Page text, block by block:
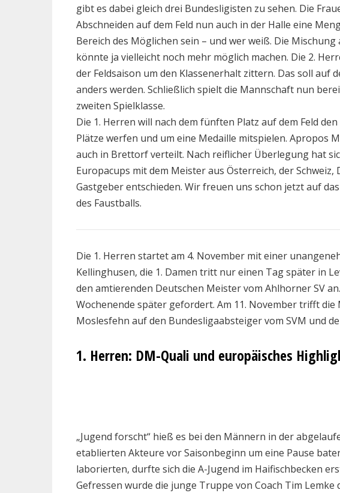
gibt es dabei gleich drei Bundesligisten zu sehen. Die
Abschneiden auf dem Feld nun auch in der Halle eine
Bereich des Möglichen sein – und wer weiß. Die
könnte ja vielleicht noch mehr möglich machen. Die 2.
der Feldsaison um den Klassenerhalt zittern. Das soll auf
anders werden. Schließlich spielt die Mannschaft nun
zweiten Spielklasse.
Die 1. Herren will nach dem fünften Platz auf dem Feld
Plätze werfen und um eine Medaille mitspielen. Apropos
auch in Brettorf verteilt. Nach reiflicher Überlegung hat
Europacups mit dem Meister aus Österreich, der Schweiz,
Gastgeber entschieden. Wir freuen uns schon jetzt auf
des Faustballs.
Die 1. Herren startet am 4. November mit einer
Kellinghusen, die 1. Damen tritt nur einen Tag später in
den amtierenden Deutschen Meister vom Ahlhorner SV
Wochenende später gefordert. Am 11. November trifft
Moslesfehn auf den Bundesligaabsteiger vom SVM und
1. Herren: DM-Quali und europäisches
„Jugend forscht“ hieß es bei den Männern in der
etablierten Akteure vor Saisonbeginn um eine Pause
laborierten, durfte sich die A-Jugend im Haifischbecken
Gefressen wurde die junge Truppe von Coach Tim Lemke